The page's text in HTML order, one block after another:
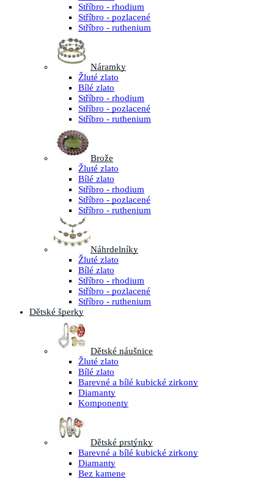
Stříbro - rhodium
Stříbro - pozlacené
Stříbro - ruthenium
Náramky
Žluté zlato
Bílé zlato
Stříbro - rhodium
Stříbro - pozlacené
Stříbro - ruthenium
Brože
Žluté zlato
Bílé zlato
Stříbro - rhodium
Stříbro - pozlacené
Stříbro - ruthenium
Náhrdelníky
Žluté zlato
Bílé zlato
Stříbro - rhodium
Stříbro - pozlacené
Stříbro - ruthenium
Dětské šperky
Dětské náušnice
Žluté zlato
Bílé zlato
Barevné a bílé kubické zirkony
Diamanty
Komponenty
Dětské prstýnky
Barevné a bílé kubické zirkony
Diamanty
Bez kamene